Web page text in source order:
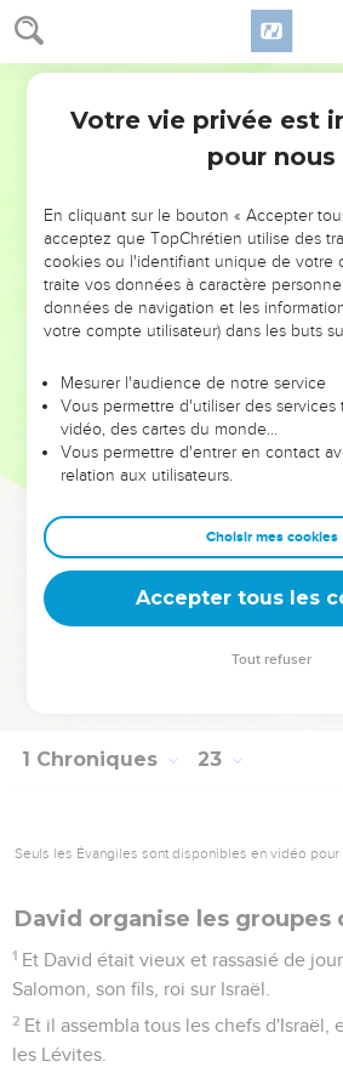
1 Chroniques 22
pour Israël. Fortifie-toi, et sois ferme ;
l'Éternel de l'or, cent mille talents, et
milliers de talents, et de l'airain et du
en abondance ; et j'ai préparé du bois
ajouteras.
Et tu as avec toi beaucoup
pierres, des maçons, et des
d'hommes experts en tout ouvrage ;
l'or, l'argent, et l'airain, et le fer, sont
Et David commanda à tous les chefs
Salomon, son fils, disant :
L'Éternel, votre Dieu, n'est-il pas
main les habitants du pays, et le pays
l'Éternel et devant son peuple.
Maintenant, appliquez vos coeurs et
rechercher l'Éternel, votre Dieu ; et
sanctuaire de l'Éternel Dieu, pour
1 Chroniques 23
Seuls les Évangiles sont disponibles en vidéo pour
David organise les groupes
1 Et David était vieux et rassasié de
Salomon, son fils, roi sur Israël.
2 Et il assembla tous les chefs d'Israël,
les Lévites.
Votre vie privée est
pour nous
En cliquant sur le bouton « Accepter
acceptez que TopChrétien utilise des
cookies ou l'identifiant unique de votre
traite vos données à caractère
données de navigation et les
votre compte utilisateur) dans les buts
Mesurer l'audience de notre service
Vous permettre d'utiliser des services
vidéo, des cartes du monde…
Vous permettre d'entrer en contact
relation aux utilisateurs.
Choisir mes cookies
Accepter tous les
Tout refuser